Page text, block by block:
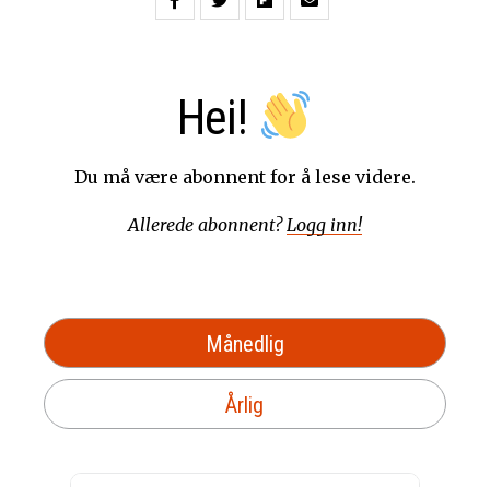
Hei!
Du må være abonnent for å lese videre.
Allerede abonnent? Logg inn!
Månedlig
Årlig